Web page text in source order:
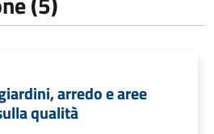
arredo e aree
qualità